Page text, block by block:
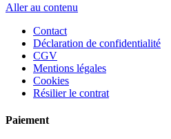
Aller au contenu
Contact
Déclaration de confidentialité
CGV
Mentions légales
Cookies
Résilier le contrat
Paiement